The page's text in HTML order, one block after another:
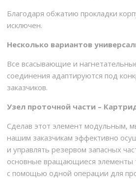
Благодаря обжатию прокладки
исключен.
Несколько вариантов
Все всасывающие и
соединения адаптируются под
заказчиков.
Узел проточной части –
Сделав этот элемент модульным,
нашим заказчикам эффективно
и управлять резервом запасных
основные вращающиеся элементы
с помощью одной операции для